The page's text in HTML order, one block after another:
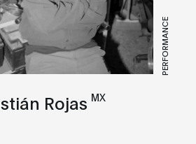
PERFORMANCE
Rojas MX